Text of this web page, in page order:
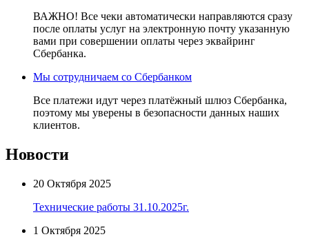
ВАЖНО! Все чеки автоматически направляются сразу
после оплаты услуг на электронную почту указанную
вами при совершении оплаты через эквайринг
Сбербанка.
Мы сотрудничаем со Сбербанком
Все платежи идут через платёжный шлюз Сбербанка,
поэтому мы уверены в безопасности данных наших
клиентов.
Новости
20 Октября 2025
Технические работы 31.10.2025г.
1 Октября 2025